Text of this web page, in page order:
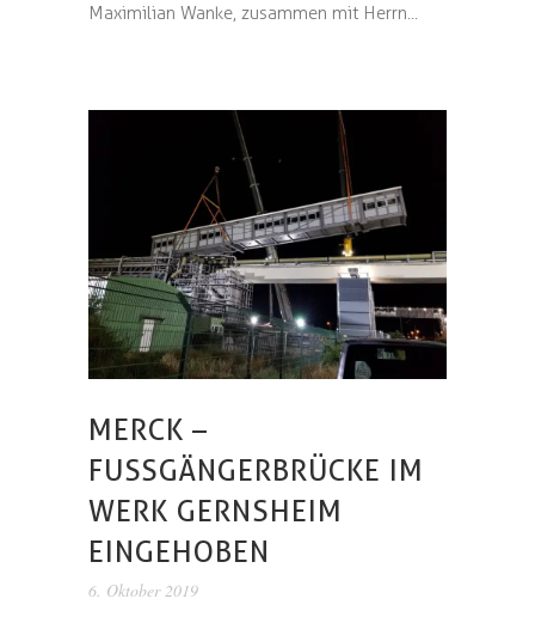
Maximilian Wanke, zusammen mit Herrn...
MERCK –
FUSSGÄNGERBRÜCKE IM W
ERK GERNSHEIM E
INGEHOBEN
6. Oktober 2019